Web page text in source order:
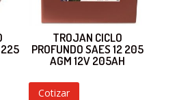
225
TROJAN CICLO
PROFUNDO SAES 12 205
AGM 12V 205AH
Cotizar